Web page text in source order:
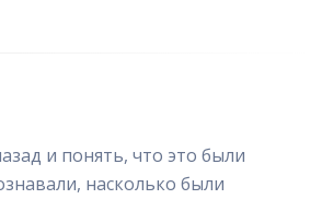
и понять, что это были
насколько были